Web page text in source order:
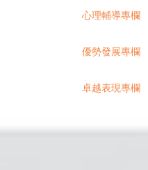
心理輔導專欄
優勢發展專欄
卓越表現專欄